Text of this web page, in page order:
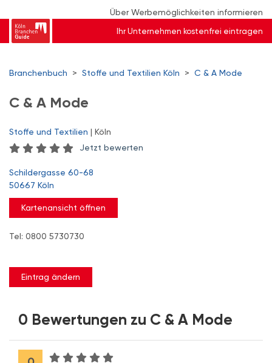
Über Werbemöglichkeiten informieren
Ihr Unternehmen kostenfrei eintragen
Branchenbuch > Stoffe und Textilien Köln > C & A Mode
C & A Mode
Stoffe und Textilien | Köln
Jetzt bewerten
Schildergasse 60-68
50667 Köln
Kartenansicht öffnen
Tel: 0800 5730730
Eintrag ändern
0 Bewertungen zu C & A Mode